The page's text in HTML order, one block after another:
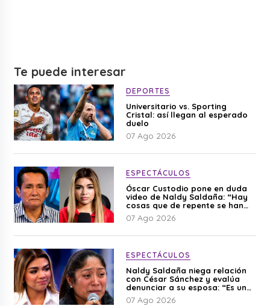
Te puede interesar
DEPORTES
Universitario vs. Sporting
Cristal: así llegan al esperado
duelo
07 Ago 2026
ESPECTÁCULOS
Óscar Custodio pone en duda
video de Naldy Saldaña: “Hay
cosas que de repente se han
editado”
07 Ago 2026
ESPECTÁCULOS
Naldy Saldaña niega relación
con César Sánchez y evalúa
denunciar a su esposa: “Es una
difamación”
07 Ago 2026